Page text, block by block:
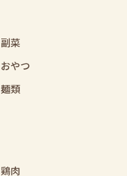
副菜
おやつ
麺類
鶏肉